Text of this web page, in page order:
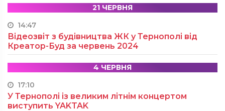
21 ЧЕРВНЯ
14:47
Відеозвіт з будівництва ЖК у Тернополі від
Креатор-Буд за червень 2024
4 ЧЕРВНЯ
17:10
У Тернополі із великим літнім концертом
виступить YAKTAK